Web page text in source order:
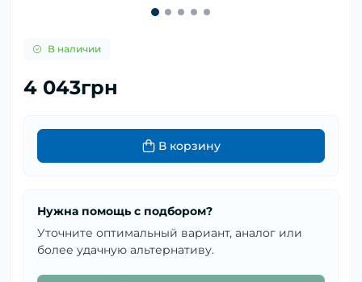
В наличии
4 043грн
В корзину
Нужна помощь с подбором?
Уточните оптимальный вариант, аналог или
более удачную альтернативу.